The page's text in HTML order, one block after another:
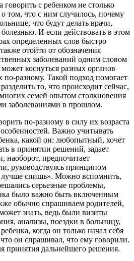
с ребенком не столько
о том, что с ним случилось, почему
что будут делать врачи,
И если действовать в этом
определенных слов быстро
отойти от обозначения
заболеваний одним словом
коснуться разных органов
по-разному. Такой подход помогает
то, что происходит сейчас,
семей опытом столкновения
заболеваниями в прошлом.
по-разному в силу их возраста
Важно учитывать
какой он: любопытный, хочет
в принятии решений, задает
наоборот, предпочитает
руководствуясь принципом
спишь». Можно вспомнить,
серьезные проблемы,
было важно быть включенным
обычно спрашиваем родителей,
знать, ведь были визиты
анализы, поездки в больницу,
когда он только начал себя
он спрашивал, что ему говорили.
принятия дальнейшего решения.